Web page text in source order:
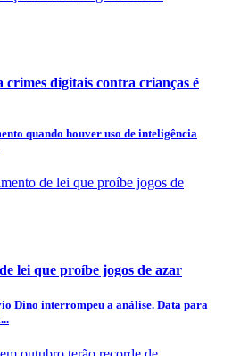
crimes digitais contra crianças é
quando houver uso de inteligência
lei que proíbe jogos de azar
Dino interrompeu a análise. Data para